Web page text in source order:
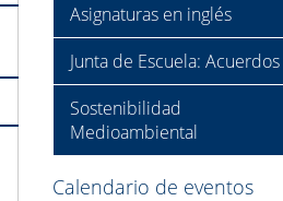
Asignaturas en inglés
Junta de Escuela: Acuerdos
Sostenibilidad
Medioambiental
Calendario de eventos